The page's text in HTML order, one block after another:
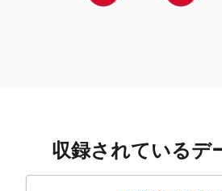
収録されているデ